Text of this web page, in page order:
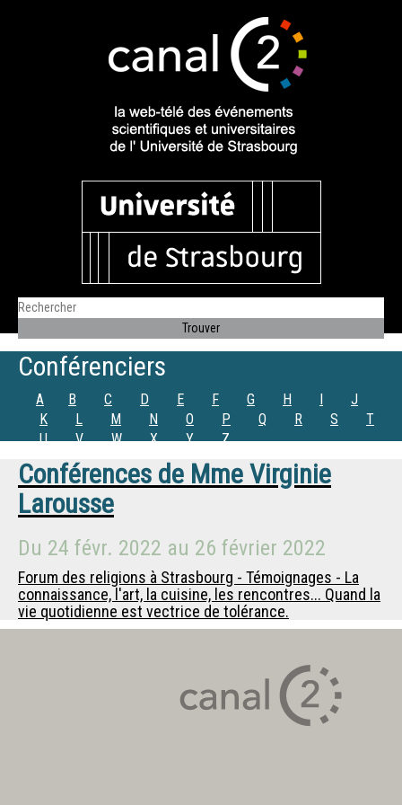
Conférenciers
A B C D E F G H I
J
K
L M N O P Q R S
T
U
V W X Y Z
Conférences de Mme Virginie
Larousse
Du 24 févr. 2022 au 26 février 2022
Forum des religions à Strasbourg - Témoignages - La
connaissance, l'art, la cuisine, les rencontres... Quand la
vie quotidienne est vectrice de tolérance.